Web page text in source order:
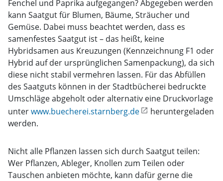
Fenchel und Paprika aufgegangen? Abgegeben werden
kann Saatgut für Blumen, Bäume, Sträucher und
Gemüse. Dabei muss beachtet werden, dass es
samenfestes Saatgut ist – das heißt, keine
Hybridsamen aus Kreuzungen (Kennzeichnung F1 oder
Hybrid auf der ursprünglichen Samenpackung), da sich
diese nicht stabil vermehren lassen. Für das Abfüllen
des Saatguts können in der Stadtbücherei bedruckte
Umschläge abgeholt oder alternativ eine Druckvorlage
unterwww.buecherei.starnberg.de
heruntergeladen
werden.
Nicht alle Pflanzen lassen sich durch Saatgut teilen:
Wer Pflanzen, Ableger, Knollen zum Teilen oder
Tauschen anbieten möchte, kann dafür gerne die